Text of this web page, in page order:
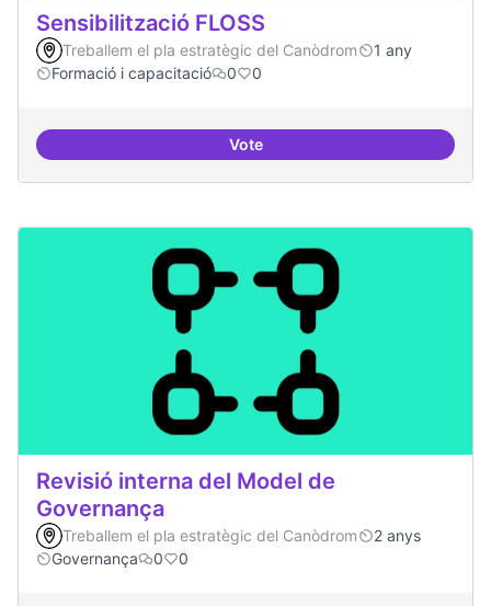
Sensibilització FLOSS
Treballem el pla estratègic del Canòdrom
1 any
Formació i capacitació
0 0
VoteSensibilització FLOSS
Revisió interna del Model de
Governança
Treballem el pla estratègic del Canòdrom
2 anys
Governança
0 0